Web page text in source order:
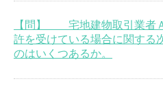
【問】 宅地建物取引業者
許を受けている場合に関する
のはいくつあるか。